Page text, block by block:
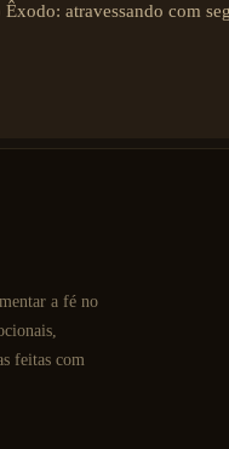
atravessando com
a fé no
feitas com